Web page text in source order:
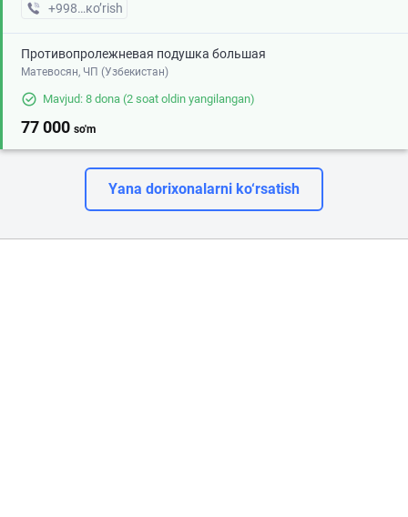
+998 (97) XXX-XX-XX
кo’rish
Противопролежневая подушка большая
Матевосян, ЧП (Узбекистан)
Mavjud: 8 dona (2 soat oldin yangilangan)
77 000 so'm
Yana dorixonalarni ko‘rsatish